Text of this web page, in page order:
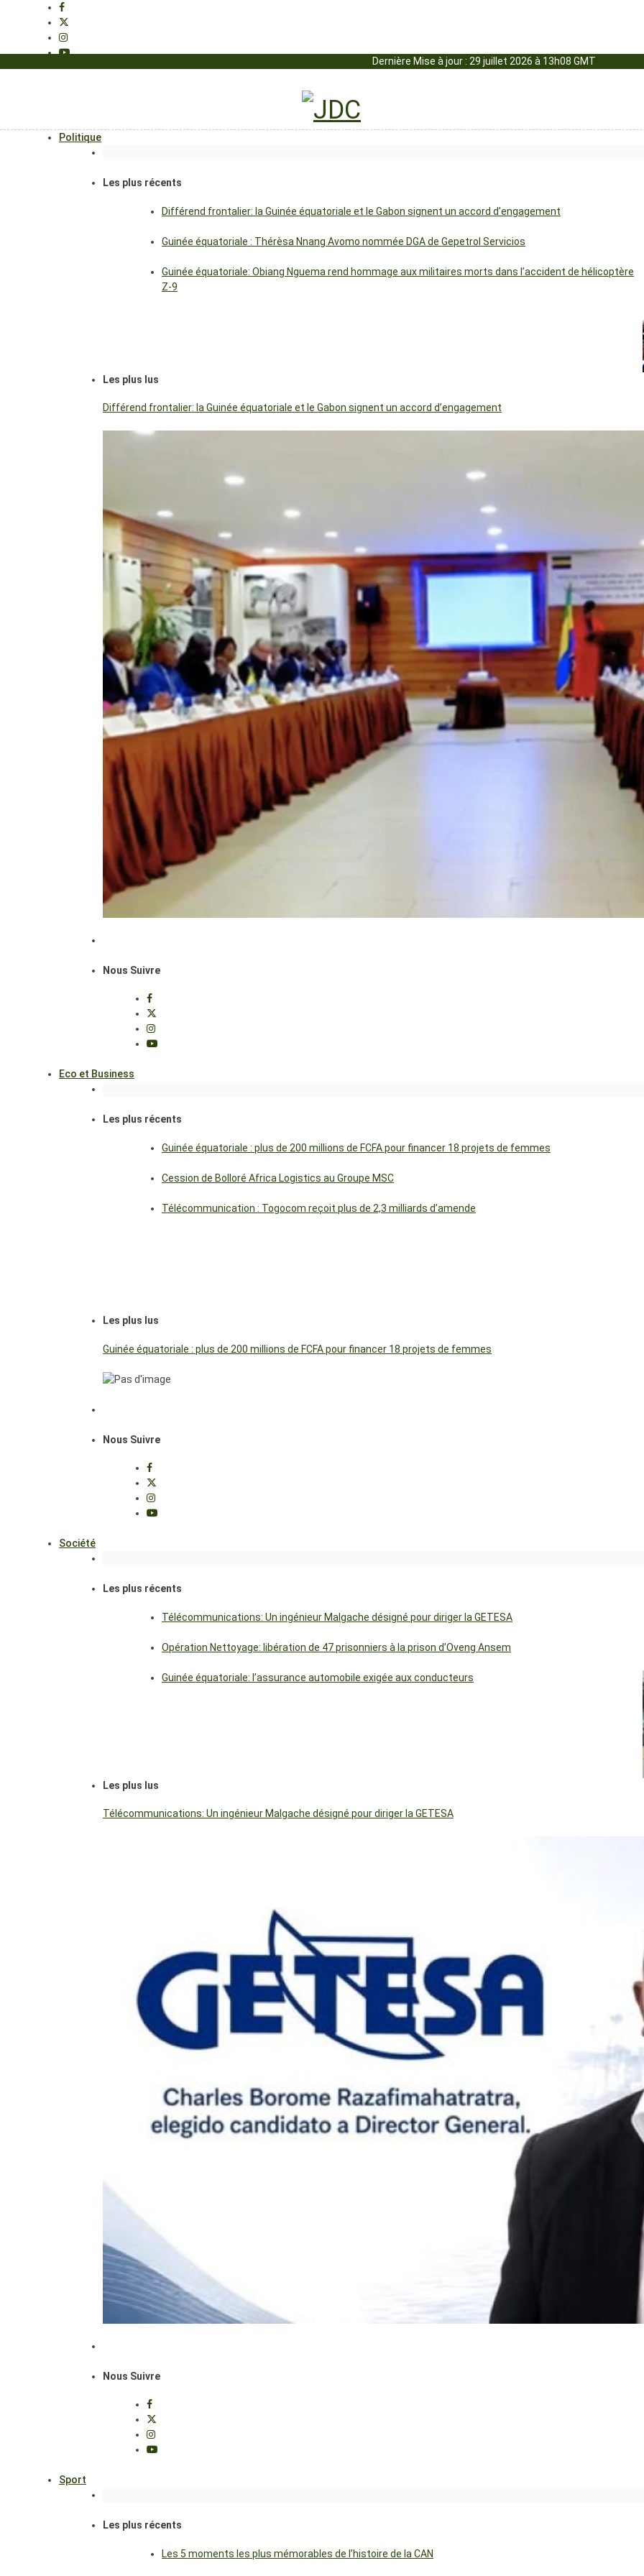
Dernière Mise à jour : 29 juillet 2026 à 13h08 GMT
Politique
Les plus récents
Différend frontalier: la Guinée équatoriale et le Gabon signent un accord d’engagement
Guinée équatoriale : Thérèsa Nnang Avomo nommée DGA de Gepetrol Servicios
Guinée équatoriale: Obiang Nguema rend hommage aux militaires morts dans l’accident de hélicoptère
Z-9
Les plus lus
Différend frontalier: la Guinée équatoriale et le Gabon signent un accord d’engagement
Nous Suivre
Eco et Business
Les plus récents
Guinée équatoriale : plus de 200 millions de FCFA pour financer 18 projets de femmes
Cession de Bolloré Africa Logistics au Groupe MSC
Télécommunication : Togocom reçoit plus de 2,3 milliards d’amende
Les plus lus
Guinée équatoriale : plus de 200 millions de FCFA pour financer 18 projets de femmes
Nous Suivre
Société
Les plus récents
Télécommunications: Un ingénieur Malgache désigné pour diriger la GETESA
Opération Nettoyage: libération de 47 prisonniers à la prison d’Oveng Ansem
Guinée équatoriale: l’assurance automobile exigée aux conducteurs
Les plus lus
Télécommunications: Un ingénieur Malgache désigné pour diriger la GETESA
Nous Suivre
Sport
Les plus récents
Les 5 moments les plus mémorables de l’histoire de la CAN